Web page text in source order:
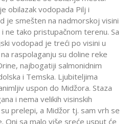
obilazak vodopada Pilj i
je smešten na nadmorskoj visini
ne tako pristupačnom terenu. Sa
vodopad je treći po visini u
raspolaganju su doline reke
najbogatiji salmonidnim
i Temska. Ljubiteljima
uspon do Midžora. Staza
i nema velikih visinskih
prelepi, a Midžor tj. sam vrh se
Oni sa malo više sreće usput će